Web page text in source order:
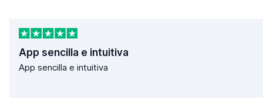
App sencilla e intuitiva
App sencilla e intuitiva